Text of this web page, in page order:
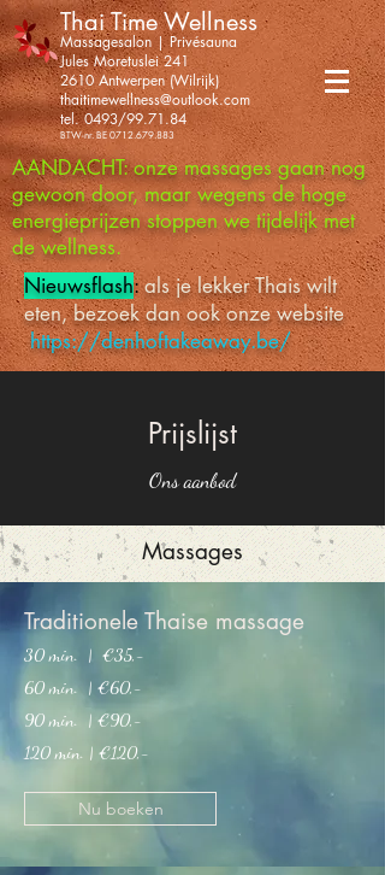
Thai Time Wellness
Massagesalon | Privésauna
Jules Moretuslei 241
2610 Antwerpen (Wilrijk)
thaitimewellness@outlook.com
tel. 0493/99.71.84
BTW-nr. BE 0712.679.883
AANDACHT: onze massages gaan nog
gewoon door, maar wegens de hoge
energieprijzen stoppen we tijdelijk met
de wellness.
Nieuwsflash:als je lekker Thais wilt
eten, bezoek dan ook onze website
https://denhoftakeaway.be/
Prijslijst
Ons aanbod
Massages
Traditionele Thaise massage
30 min. | €35,-
60 min. | €60,-
90 min. | €90,-
120 min. | €120,-
Nu boeken